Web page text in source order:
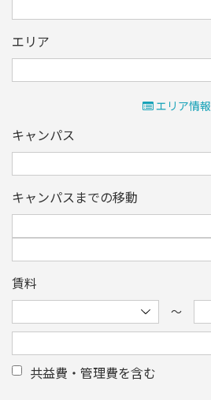
エリア
エリア情報
キャンパス
キャンパスまでの移動
賃料
〜
共益費・管理費を含む